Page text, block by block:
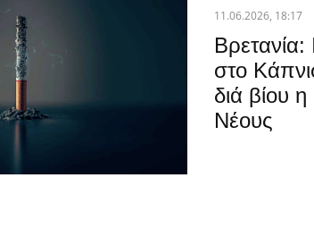
11.06.2026, 18:17
στο
διά βίου
Νέους